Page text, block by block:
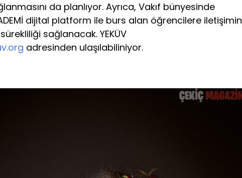
da planlıyor. Ayrıca, Vakıf bünyesinde
dijital platform ile burs alan öğrencilere iletişimin
sağlanacak. YEKÜV
adresinden ulaşılabiliniyor.